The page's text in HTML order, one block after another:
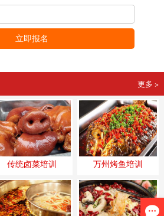
立即报名
更多 >
传统卤菜培训 万州烤鱼培训